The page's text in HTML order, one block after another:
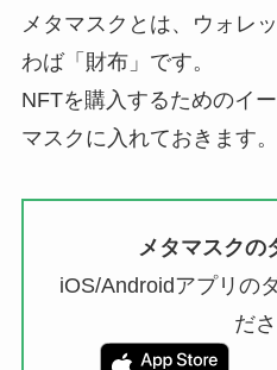
メタマスクとは、ウォレ
わば「財布」です。
NFTを購入するためのイ
マスクに入れておきます。
メタマスクの
iOS/Androidアプリの
だ